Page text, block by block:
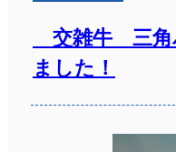
交雑牛 三
ました！